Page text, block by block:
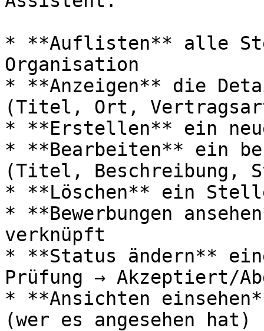
* **Auflisten** alle
Organisation
* **Anzeigen** die
(Titel, Ort,
* **Erstellen** ein
* **Bearbeiten** ein
(Titel, Beschreibung,
* **Löschen** ein
* **Bewerbungen
verknüpft
* **Status ändern**
Prüfung → Akzeptiert/
* **Ansichten
(wer es angesehen hat)